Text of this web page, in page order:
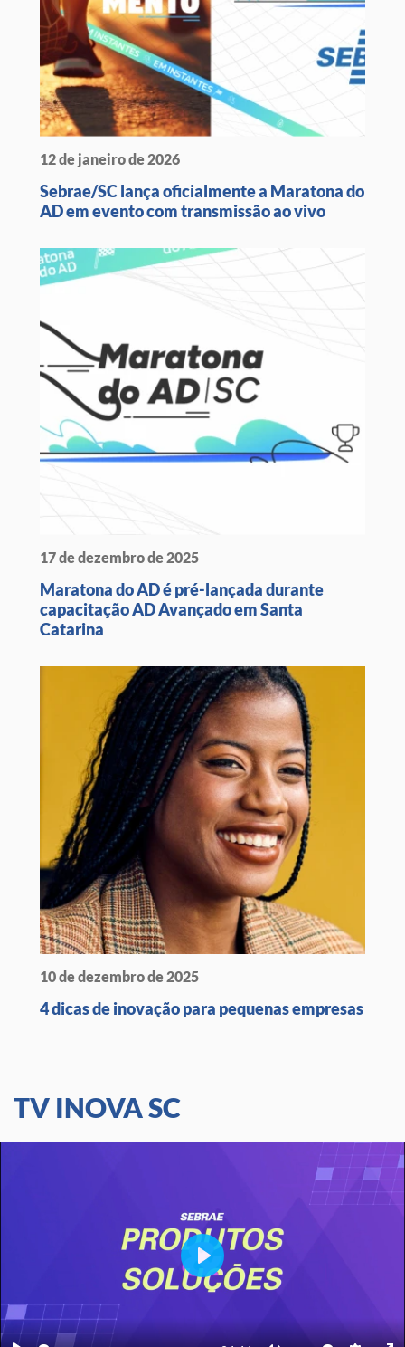
12 de janeiro de 2026
Sebrae/SC lança oficialmente a Maratona do
AD em evento com transmissão ao vivo
17 de dezembro de 2025
Maratona do AD é pré-lançada durante
capacitação AD Avançado em Santa
Catarina
10 de dezembro de 2025
4 dicas de inovação para pequenas empresas
TV INOVA SC
Play